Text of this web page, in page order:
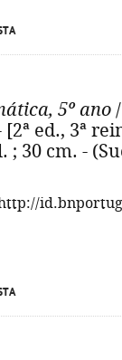
5º ano
[2ª ed., 3ª
; 30 cm. -